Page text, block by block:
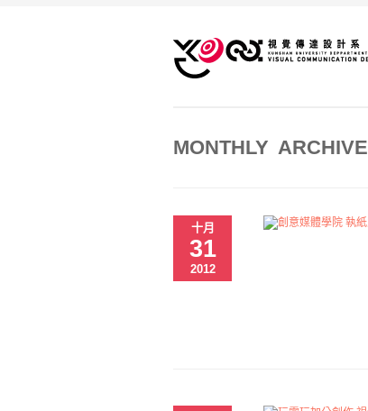
MONTHLY ARCHIVE
十月
31
2012